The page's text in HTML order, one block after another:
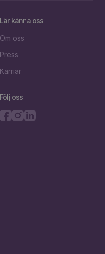
Lär känna oss
Om oss
Press
Karriär
Följ oss